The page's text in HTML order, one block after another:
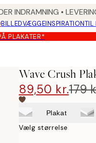
INDRAMNING •
BILLEDVÆGGEINSPIRATIONTIL
PLAKATER*
Wave Crush
89,50 kr.179
Plakat
Vælg størrelse